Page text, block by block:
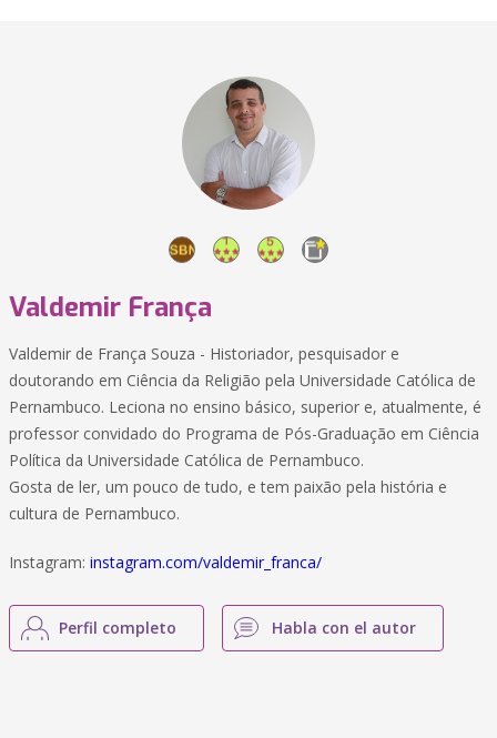
Valdemir França
Valdemir de França Souza - Historiador, pesquisador e
doutorando em Ciência da Religião pela Universidade Católica de
Pernambuco. Leciona no ensino básico, superior e, atualmente, é
professor convidado do Programa de Pós-Graduação em Ciência
Política da Universidade Católica de Pernambuco.
Gosta de ler, um pouco de tudo, e tem paixão pela história e
cultura de Pernambuco.
Instagram: instagram.com/valdemir_franca/
Perfil completo Habla con el autor